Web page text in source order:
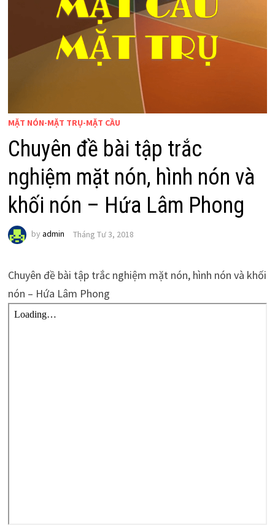
MẶT NÓN-MẶT TRỤ-MẶT CẦU
Chuyên đề bài tập trắc
nghiệm mặt nón, hình nón và
khối nón – Hứa Lâm Phong
by admin Tháng Tư 3, 2018
Chuyên đề bài tập trắc nghiệm mặt nón, hình nón và khối
nón – Hứa Lâm Phong